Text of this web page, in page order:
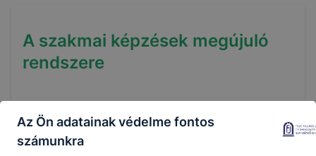
A szakmai képzések megújuló
rendszere
A megújult szakképzés rendszerében az új
képzési szerkezet egyik ágát a kizárólag
Az Ön adatainak védelme fontos
számunkra